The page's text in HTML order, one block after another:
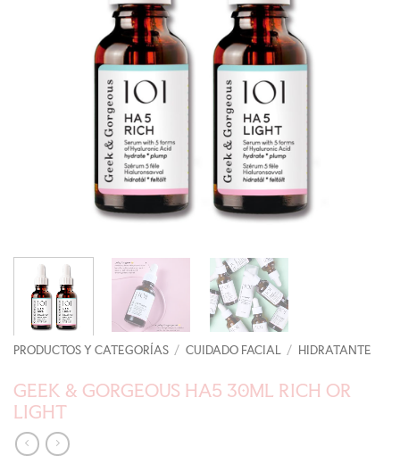
PRODUCTOS Y CATEGORÍAS / CUIDADO FACIAL / HIDRATANTE
GEEK & GORGEOUS HA5 30ML RICH OR
LIGHT